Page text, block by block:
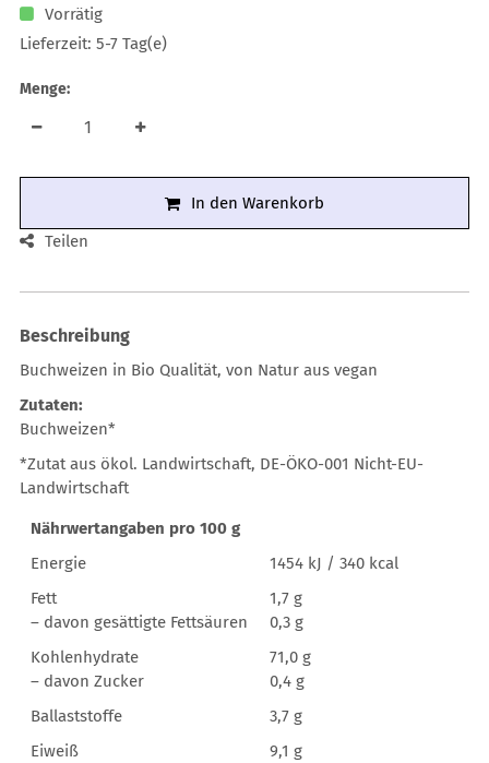
Vorrätig
Lieferzeit: 5-7 Tag(e)
Menge:
In den Warenkorb
Teilen
Beschreibung
Buchweizen in Bio Qualität, von Natur aus vegan
Zutaten:
Buchweizen*
*Zutat aus ökol. Landwirtschaft, DE-ÖKO-001 Nicht-EU-
Landwirtschaft
Nährwertangaben pro 100 g
Energie
1454 kJ / 340 kcal
Fett
– davon gesättigte Fettsäuren
1,7 g
0,3 g
Kohlenhydrate
– davon Zucker
71,0 g
0,4 g
Ballaststoffe
3,7 g
Eiweiß
9,1 g